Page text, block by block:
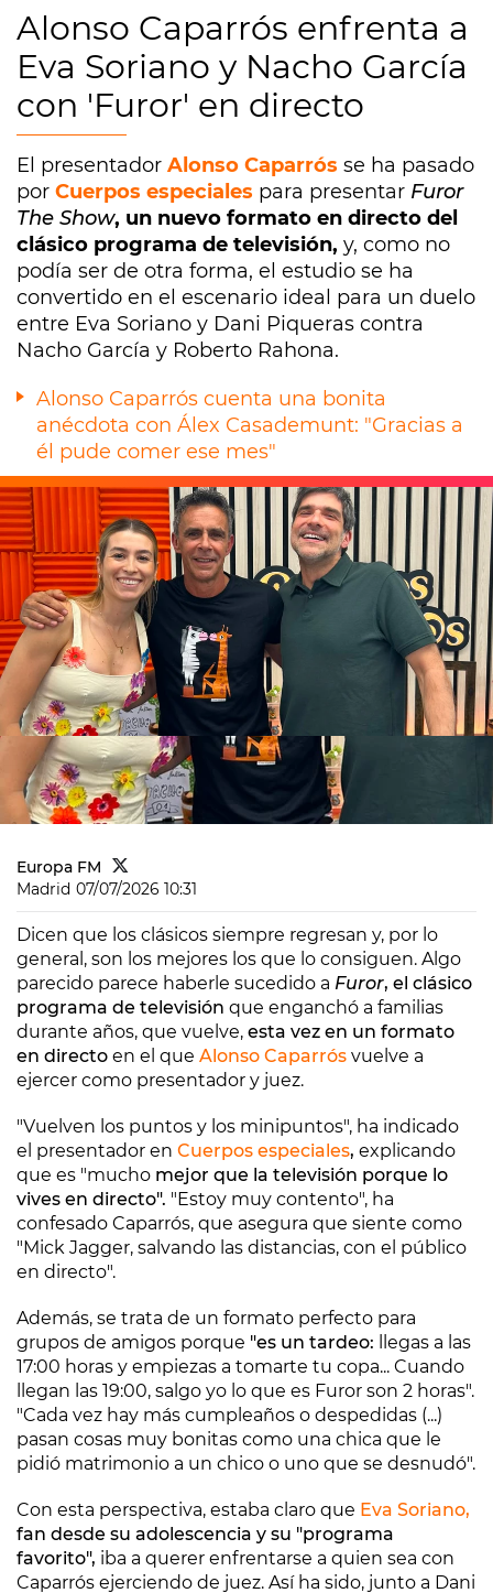
Alonso Caparrós enfrenta a
Eva Soriano y Nacho García
con 'Furor' en directo
El presentador Alonso Caparrós se ha pasado
por Cuerpos especiales para presentar Furor
The Show, un nuevo formato en directo del
clásico programa de televisión, y, como no
podía ser de otra forma, el estudio se ha
convertido en el escenario ideal para un duelo
entre Eva Soriano y Dani Piqueras contra
Nacho García y Roberto Rahona.
Alonso Caparrós cuenta una bonita
anécdota con Álex Casademunt: "Gracias a
él pude comer ese mes"
Europa FM
Madrid 07/07/2026 10:31
Dicen que los clásicos siempre regresan y, por lo
general, son los mejores los que lo consiguen. Algo
parecido parece haberle sucedido a Furor, el clásico
programa de televisión que enganchó a familias
durante años, que vuelve, esta vez en un formato
en directo en el que Alonso Caparrós vuelve a
ejercer como presentador y juez.
"Vuelven los puntos y los minipuntos", ha indicado
el presentador en Cuerpos especiales, explicando
que es "mucho mejor que la televisión porque lo
vives en directo". "Estoy muy contento", ha
confesado Caparrós, que asegura que siente como
"Mick Jagger, salvando las distancias, con el público
en directo".
Además, se trata de un formato perfecto para
grupos de amigos porque "es un tardeo:
llegas a las
17:00 horas y empiezas a tomarte tu copa... Cuando
llegan las 19:00, salgo yo lo que es Furor son 2 horas".
"Cada vez hay más cumpleaños o despedidas (...)
pasan cosas muy bonitas como una chica que le
pidió matrimonio a un chico o uno que se desnudó".
Con esta perspectiva, estaba claro que Eva Soriano,
fan desde su adolescencia y su "programa
favorito", iba a querer enfrentarse a quien sea con
Caparrós ejerciendo de juez. Así ha sido, junto a Dani